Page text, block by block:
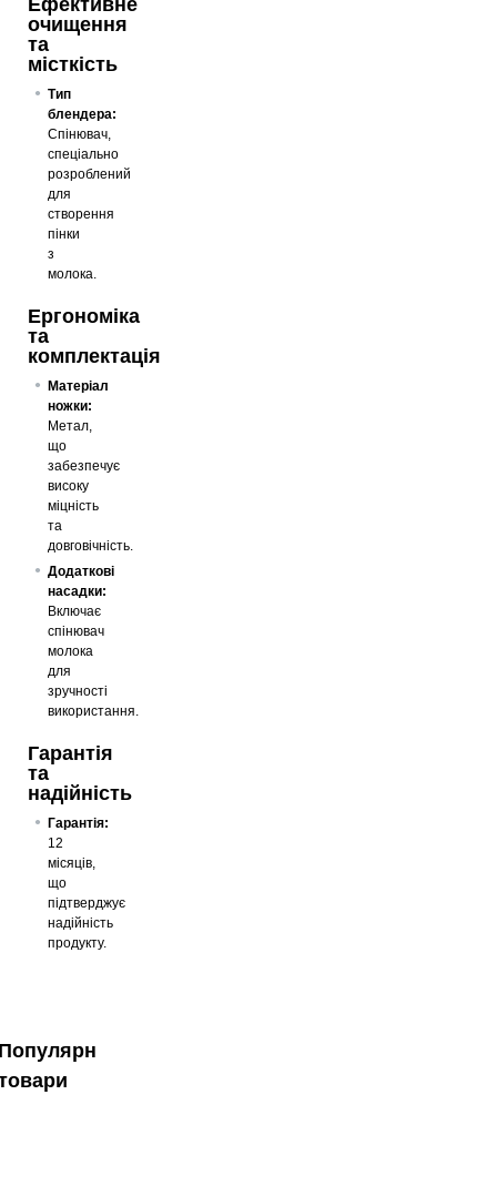
очищення
та
місткість
Тип
блендера:
Спінювач,
спеціально
розроблений
для
створення
пінки
з
молока.
Ергономіка
та
комплектація
Матеріал
ножки:
Метал,
що
забезпечує
високу
міцність
та
довговічність.
Додаткові
насадки:
Включає
спінювач
молока
для
зручності
використання.
Гарантія
та
надійність
Гарантія:
12
місяців,
що
підтверджує
надійність
продукту.